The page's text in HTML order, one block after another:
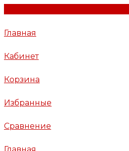
Главная
Кабинет
Корзина
Избранные
Сравнение